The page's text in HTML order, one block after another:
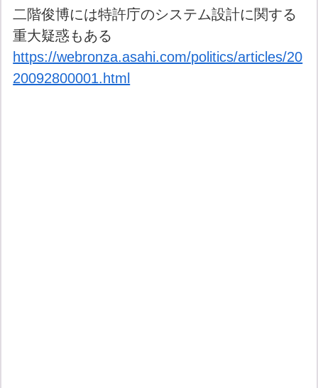
二階俊博には特許庁のシステム設計に関する
重大疑惑もある
https://webronza.asahi.com/politics/articles/20
20092800001.html